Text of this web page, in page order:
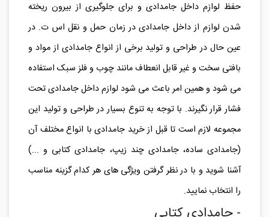
است که با یک زیپ باز و بسته می شوند. استفاده از زیپ برای
حفظ لوازم داخل جامدادی و برای جلوگیری از بیرون ریخته
شدن لوازم از داخل جامدادی در زمان حمل و نقل اس ت. در
عین حال در طراحی و تولید برخی از انواع جامدادی از مواد و
بافتی سخت و غیر قابل انعطاف مانند چوب و فلز سبک استفاده
می شود و همین امر باعث می شود لوازم داخل جامدادی تحت
فشار قرار نگیرند. با توجه به تنوع بسیار در طراحی و تولید این
مجموعه لازم است تا قبل از خرید جامدادی با انواع مختلف آن
(جامدادی ساده، جامدادی چند زیپ، جامدادی کتابی و ...)
آشنا شوید و با در نظر گرفتن ویژگی های هر کدام گزینه مناسب